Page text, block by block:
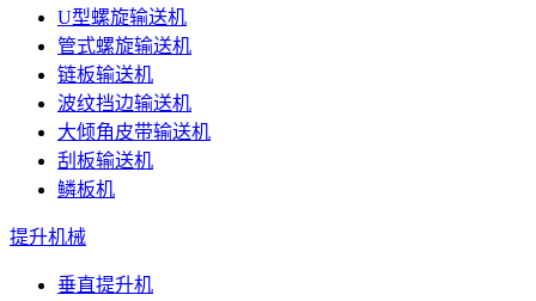
U型螺旋输送机
管式螺旋输送机
链板输送机
波纹挡边输送机
大倾角皮带输送机
刮板输送机
鳞板机
提升机械
垂直提升机